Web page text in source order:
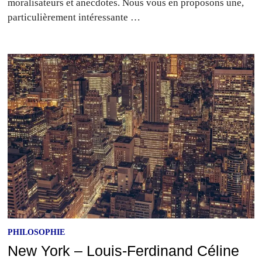
moralisateurs et anecdotes. Nous vous en proposons une,
particulièrement intéressante …
PHILOSOPHIE
New York – Louis-Ferdinand Céline